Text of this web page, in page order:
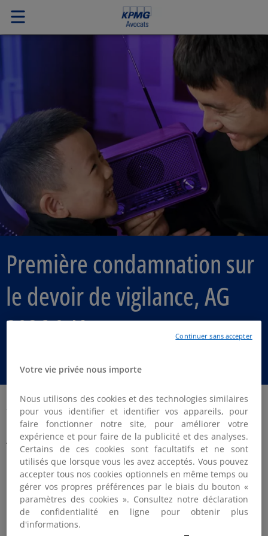
Première condamnation sur
le devoir de vigilance, AG
2026 & IA
🎧 Défi Gouvernance | Radio KPMG
Article Posted date
21 avril 2026
Au programme de cette Matinale :
La saison 2026 des Assemblées générales
Première condamnation en dommages & intérêts
en application de la loi sur le Devoir de vigilance
L’intelligence artificielle et la gouvernance
Votre vie privée nous importe
Nous utilisons des cookies et des technologies similaires
pour vous identifier et identifier vos appareils, pour
faire fonctionner notre site, pour améliorer votre
expérience et pour faire de la publicité et des analyses.
Certains de ces cookies sont facultatifs et ne sont
utilisés que lorsque vous les avez acceptés. Vous pouvez
accepter tous nos cookies optionnels en même temps ou
gérer vos propres préférences par le biais du bouton «
paramètres des cookies ». Consultez notre déclaration
de confidentialité en ligne pour obtenir plus
d'informations.
Continuer sans accepter